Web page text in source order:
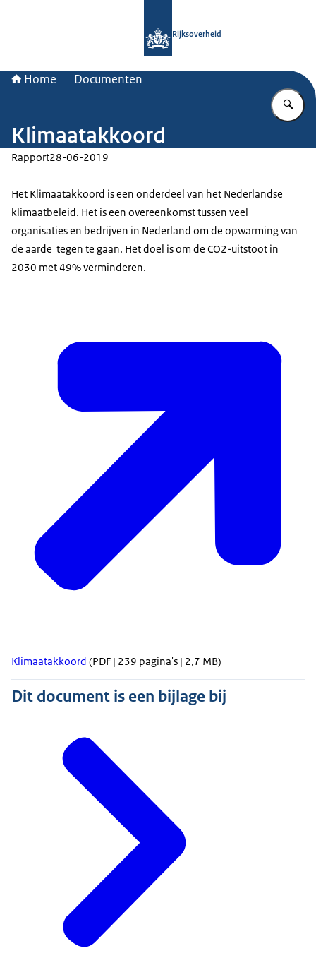
Rijksoverheid
Home Documenten
Klimaatakkoord
Rapport28-06-2019
Het Klimaatakkoord is een onderdeel van het Nederlandse
klimaatbeleid. Het is een overeenkomst tussen veel
organisaties en bedrijven in Nederland om de opwarming van
de aarde tegen te gaan. Het doel is om de CO2-uitstoot in
2030 met 49% verminderen.
Klimaatakkoord (PDF | 239 pagina's | 2,7 MB)
Dit document is een bijlage bij